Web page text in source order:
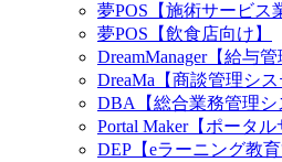
夢POS【施術サービス
夢POS【飲食店向け】
DreamManager【給与管
DreaMa【商談管理シス
DBA【総合業務管理シ
Portal Maker【ポータ
DEP【eラーニング教